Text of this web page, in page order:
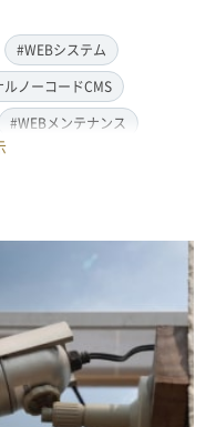
#WEBシステム
ノーコードCMS
#WEBメンテナンス
フレット制作
マークデザイン
#JavaScript